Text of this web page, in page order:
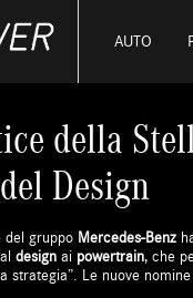
AUTO
della
Design
del gruppo Mercedes-Benz
designai powertrain, che
strategia”. Le nuove nomine